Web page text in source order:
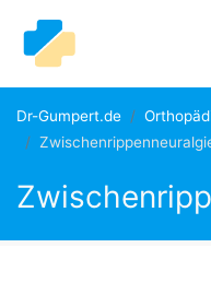
Dr-Gumpert.de